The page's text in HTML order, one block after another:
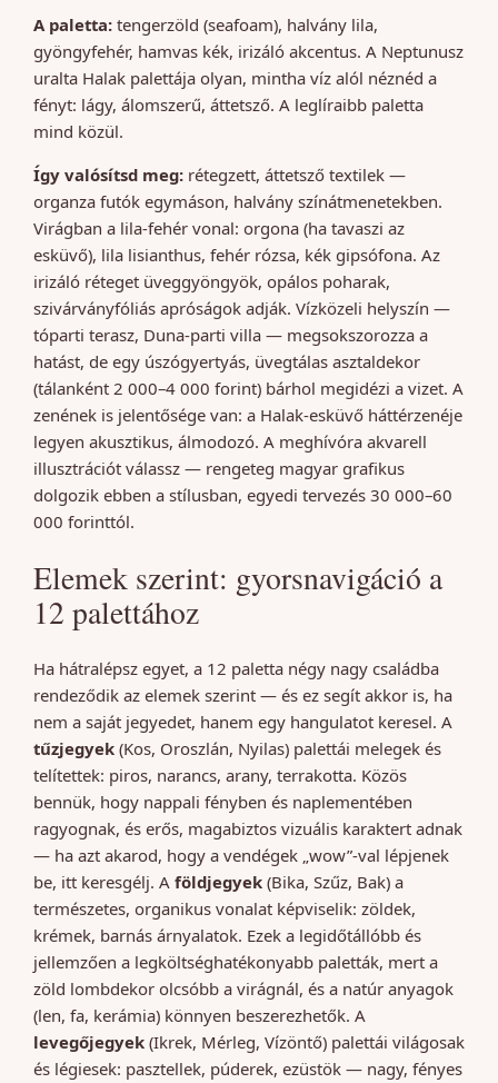
A paletta: tengerzöld (seafoam), halvány lila,
gyöngyfehér, hamvas kék, irizáló akcentus. A Neptunusz
uralta Halak palettája olyan, mintha víz alól néznéd a
fényt: lágy, álomszerű, áttetsző. A leglíraibb paletta
mind közül.
Így valósítsd meg: rétegzett, áttetsző textilek —
organza futók egymáson, halvány színátmenetekben.
Virágban a lila-fehér vonal: orgona (ha tavaszi az
esküvő), lila lisianthus, fehér rózsa, kék gipsófona. Az
irizáló réteget üveggyöngyök, opálos poharak,
szivárványfóliás apróságok adják. Vízközeli helyszín —
tóparti terasz, Duna-parti villa — megsokszorozza a
hatást, de egy úszógyertyás, üvegtálas asztaldekor
(tálanként 2 000–4 000 forint) bárhol megidézi a vizet. A
zenének is jelentősége van: a Halak-esküvő háttérzenéje
legyen akusztikus, álmodozó. A meghívóra akvarell
illusztrációt válassz — rengeteg magyar grafikus
dolgozik ebben a stílusban, egyedi tervezés 30 000–60
000 forinttól.
Elemek szerint: gyorsnavigáció a
12 palettához
Ha hátralépsz egyet, a 12 paletta négy nagy családba
rendeződik az elemek szerint — és ez segít akkor is, ha
nem a saját jegyedet, hanem egy hangulatot keresel. A
tűzjegyek (Kos, Oroszlán, Nyilas) palettái melegek és
telítettek: piros, narancs, arany, terrakotta. Közös
bennük, hogy nappali fényben és naplementében
ragyognak, és erős, magabiztos vizuális karaktert adnak
— ha azt akarod, hogy a vendégek „wow”-val lépjenek
be, itt keresgélj. A földjegyek (Bika, Szűz, Bak) a
természetes, organikus vonalat képviselik: zöldek,
krémek, barnás árnyalatok. Ezek a legidőtállóbb és
jellemzően a legköltséghatékonyabb paletták, mert a
zöld lombdekor olcsóbb a virágnál, és a natúr anyagok
(len, fa, kerámia) könnyen beszerezhetők. A
levegőjegyek (Ikrek, Mérleg, Vízöntő) palettái világosak
és légiesek: pasztellek, púderek, ezüstök — nagy, fényes